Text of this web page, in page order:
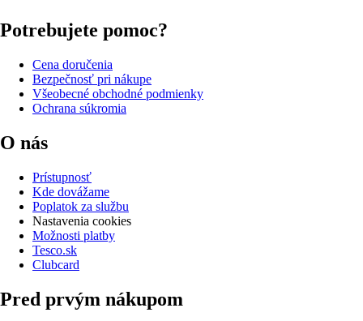
Potrebujete pomoc?
Cena doručenia
Bezpečnosť pri nákupe
Všeobecné obchodné podmienky
Ochrana súkromia
O nás
Prístupnosť
Kde dovážame
Poplatok za službu
Nastavenia cookies
Možnosti platby
Tesco.sk
Clubcard
Pred prvým nákupom